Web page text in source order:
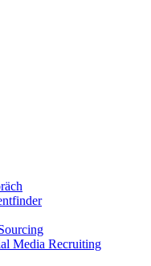
Media Recruiting